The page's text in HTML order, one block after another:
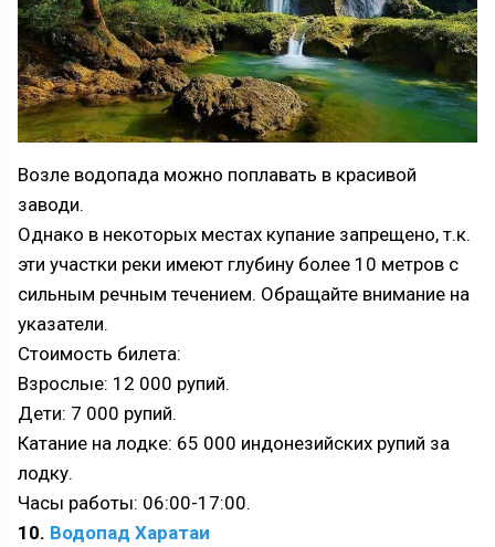
Возле водопада можно поплавать в красивой
заводи.
Однако в некоторых местах купание запрещено, т.к.
эти участки реки имеют глубину более 10 метров с
сильным речным течением. Обращайте внимание на
указатели.
Стоимость билета:
Взрослые: 12 000 рупий.
Дети: 7 000 рупий.
Катание на лодке: 65 000 индонезийских рупий за
лодку.
Часы работы: 06:00-17:00.
10. Водопад Харатаи